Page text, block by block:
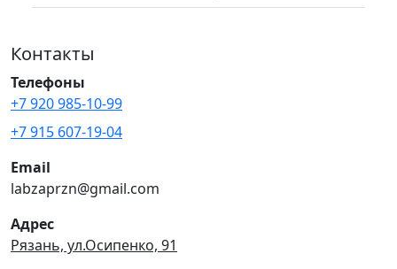
Контакты
Телефоны
+7 920 985-10-99
+7 915 607-19-04
Email
labzaprzn@gmail.com
Адрес
Рязань, ул.Осипенко, 91